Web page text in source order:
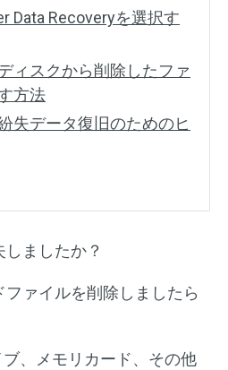
Data Recoveryを選択す
ィスクから削除したファ
方法
失データ復旧のためのヒ
ましたか？
ァイルを削除しましたら
、メモリカード、その他